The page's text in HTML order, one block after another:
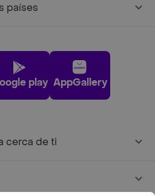
países
play AppGallery
cerca de ti